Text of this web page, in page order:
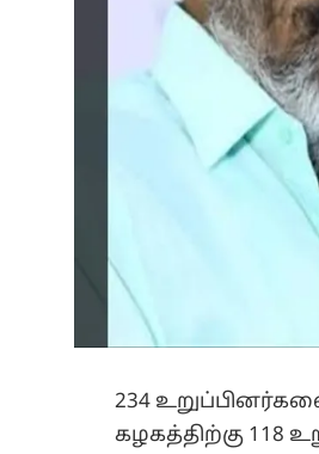
234
கழகத்திற்கு 118